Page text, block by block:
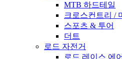
MTB 하드테일
크로스컨트리 /
스포츠 & 투어
더트
로드 자전거
로드 레이스 에